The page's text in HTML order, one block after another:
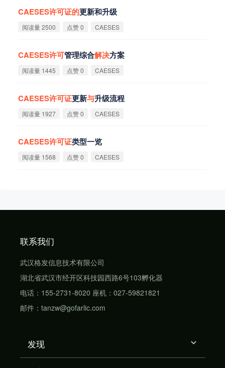
CAESES许可证的更新和升级
阅读量 2500 点赞 0 CAESES
CAESES许可管理综合解决方案
阅读量 1445 点赞 0 CAESES
CAESES许可证更新与升级流程
阅读量 1927 点赞 0 CAESES
CAESES许可证类型一览
阅读量 1568 点赞 0 CAESES
联系我们
武汉格发信息技术有限公司
湖北省武汉市经开区科技园西路6号103孵化器
电话：155-2731-8020 座机：027-59821821
邮件：tanzw@gofarlic.com
发现